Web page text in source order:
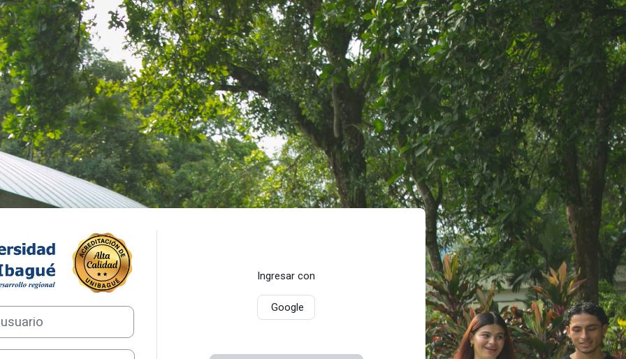
Entrar a Posgrados Universidad de Ibagué
Ingresar con
Google